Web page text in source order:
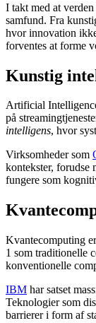
I takt med at
samfund. Fra
hvor innovation
forventes at forme
Kunstig
Artificial
på
intelligens, hvor
Virksomheder som
kontekster,
fungere som
Kvantecomputing
1 som traditionelle
konventionelle
IBM har satset
Teknologier som
barrierer i form af